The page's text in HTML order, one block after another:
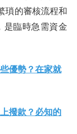
瑣的審核流程和
是臨時急需資金
優勢？在家就
撥款？必知的